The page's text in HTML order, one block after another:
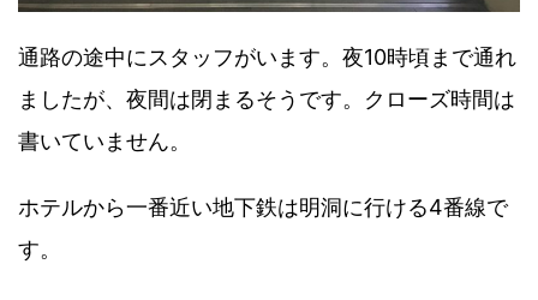
通路の途中にスタッフがいます。夜10時頃まで通れ
ましたが、夜間は閉まるそうです。クローズ時間は
書いていません。
ホテルから一番近い地下鉄は明洞に行ける4番線で
す。